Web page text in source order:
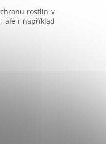
rostlin v
ale i například